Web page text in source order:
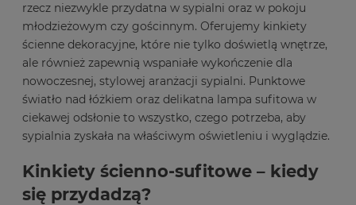
rzecz niezwykle przydatna w sypialni oraz w pokoju
młodzieżowym czy gościnnym. Oferujemy kinkiety
ścienne dekoracyjne, które nie tylko doświetlą wnętrze,
ale również zapewnią wspaniałe wykończenie dla
nowoczesnej, stylowej aranżacji sypialni. Punktowe
światło nad łóżkiem oraz delikatna lampa sufitowa w
ciekawej odsłonie to wszystko, czego potrzeba, aby
sypialnia zyskała na właściwym oświetleniu i wyglądzie.
Kinkiety ścienno-sufitowe – kiedy
się przydadzą?